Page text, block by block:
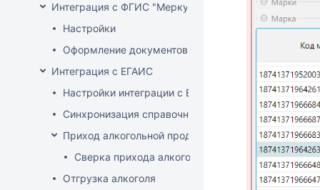
Интеграция с ФГИС "Меркурий"
Настройки
Оформление документов с ВСД
Интеграция с ЕГАИС
Настройки интеграции с ЕГАИС
Синхронизация справочников
Приход алкогольной продукции
Сверка прихода алкоголя на ТСД
Отгрузка алкоголя